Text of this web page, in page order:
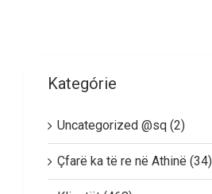
Kategórie
Uncategorized @sq (2)
Çfarë ka të re në Athinë (34)